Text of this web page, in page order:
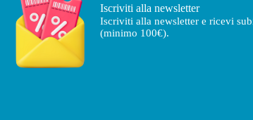
Iscriviti alla newsletter
Iscriviti alla newsletter e ricevi
(minimo 100€).